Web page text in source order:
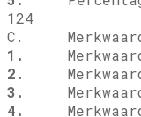
124
C.
1.
2.
3.
4.